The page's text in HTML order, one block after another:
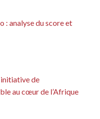
: analyse du score et
initiative de
au cœur de l’Afrique